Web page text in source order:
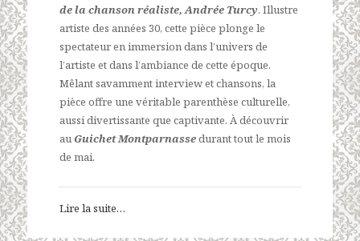
de la chanson réaliste, Andrée Turcy. Illustre
artiste des années 30, cette pièce plonge le
spectateur en immersion dans l’univers de
l’artiste et dans l’ambiance de cette époque.
Mêlant savamment interview et chansons, la
pièce offre une véritable parenthèse culturelle,
aussi divertissante que captivante. À découvrir
auGuichet Montparnassedurant tout le mois
de mai.
Lire la suite…